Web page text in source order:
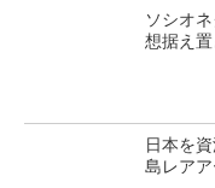
ソシオ
想据え置
日本を
島レア